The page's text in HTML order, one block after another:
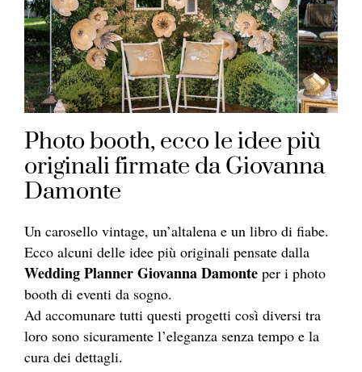
Photo booth, ecco le idee più
originali firmate da Giovanna
Damonte
Un carosello vintage, un’altalena e un libro di fiabe.
Ecco alcuni delle idee più originali pensate dalla
Wedding Planner Giovanna Damonte per i photo
booth di eventi da sogno.
Ad accomunare tutti questi progetti così diversi tra
loro sono sicuramente l’eleganza senza tempo e la
cura dei dettagli.